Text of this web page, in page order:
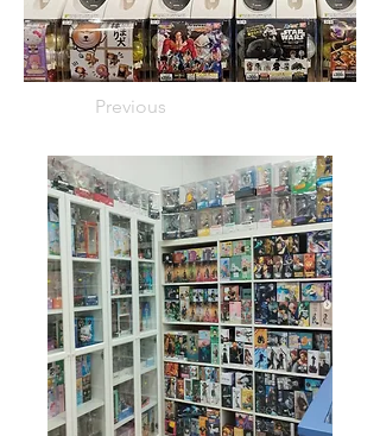
Previous